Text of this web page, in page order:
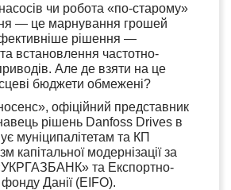
чи робота «по-старому»
— це марнування грошей
рішення —
встановлення частотно-
Але де взяти на це
бюджети обмежені?
офіційний представник
рішень Danfoss Drives в
муніципалітетам та КП
капітальної модернізації за
та Експортно-
фонду Данії (EIFO).